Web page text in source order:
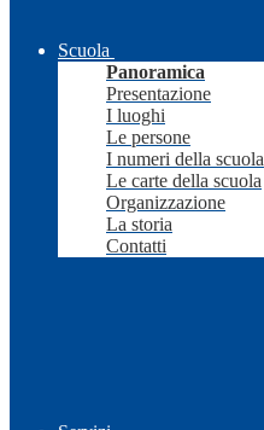
Scuola
Panoramica
Presentazione
I luoghi
Le persone
I numeri della scuola
Le carte della scuola
Organizzazione
La storia
Contatti